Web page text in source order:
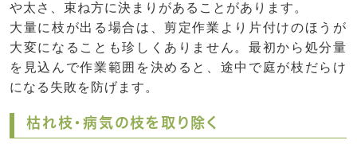
や太さ、束ね方に決まりがあることがあります。
大量に枝が出る場合は、剪定作業より片付けのほうが
大変になることも珍しくありません。最初から処分量
を見込んで作業範囲を決めると、途中で庭が枝だらけ
になる失敗を防げます。
枯れ枝・病気の枝を取り除く